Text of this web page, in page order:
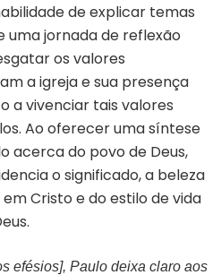
de explicar temas
uma jornada de reflexão
os valores
a igreja e sua presença
a vivenciar tais valores
Ao oferecer uma síntese
acerca do povo de Deus,
o significado, a beleza
Cristo e do estilo de vida
efésios], Paulo deixa claro aos